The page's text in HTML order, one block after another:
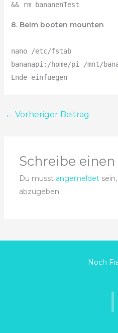
&& rm bananenTest
8. Beim booten mounten
nano /etc/fstab
bananapi:/home/pi /mnt/
Ende einfuegen
← Vorheriger Beitrag
Schreibe
Du musst angemeldet
abzugeben.
Noch